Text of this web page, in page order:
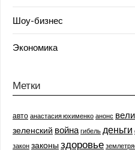
Шоу-бизнес
Экономика
Метки
авто анастасия юхименко анонс
зеленский война гибель деньги
закон законыздоровье